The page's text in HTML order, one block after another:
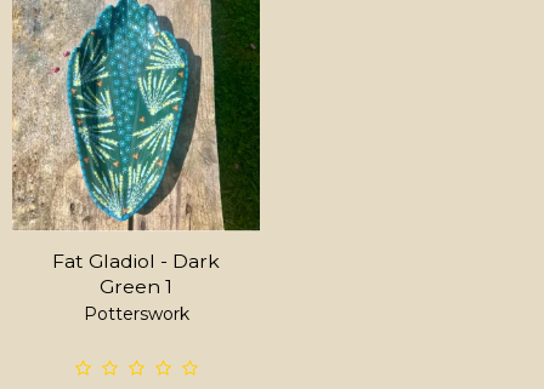
Fat Gladiol - Dark
Green 1
Potterswork